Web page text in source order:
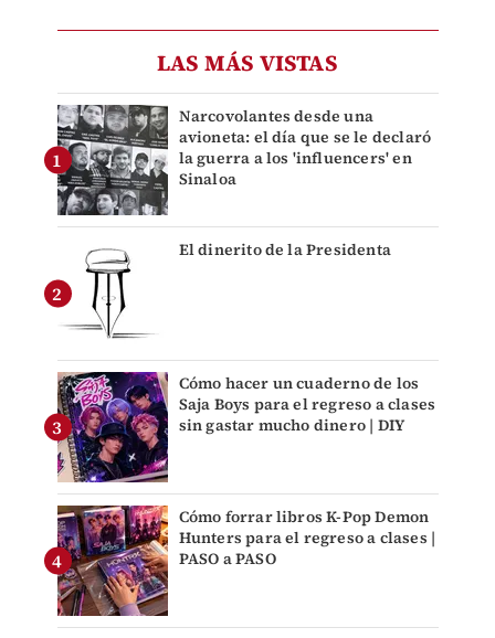
LAS MÁS VISTAS
Narcovolantes desde una
avioneta: el día que se le declaró
la guerra a los 'influencers' en
Sinaloa
El dinerito de la Presidenta
Cómo hacer un cuaderno de los
Saja Boys para el regreso a clases
sin gastar mucho dinero | DIY
Cómo forrar libros K-Pop Demon
Hunters para el regreso a clases |
PASO a PASO